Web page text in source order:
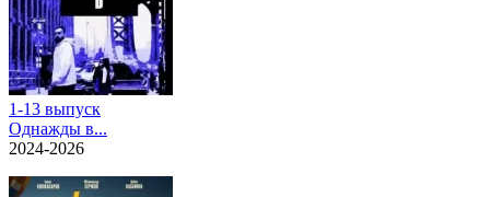
1-13 выпуск
Однажды в...
2024-2026